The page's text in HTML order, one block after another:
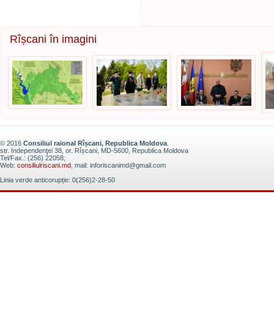
Rîșcani în imagini
© 2016 Consiliul raional Rîșcani, Republica Moldova
str. Independenţei 38, or. Rîșcani, MD-5600, Republica Moldova
Tel/Fax.: (256) 22058;
Web: consiliulriscani.md , mail: inforiscanimd@gmail.com
Linia verde anticorupție: 0(256)2-28-50